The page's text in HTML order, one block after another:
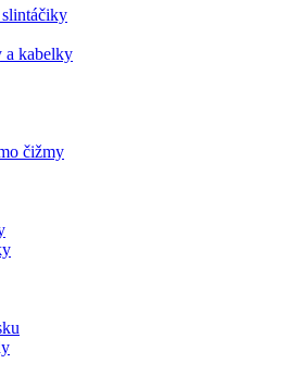
a kabelky
čižmy